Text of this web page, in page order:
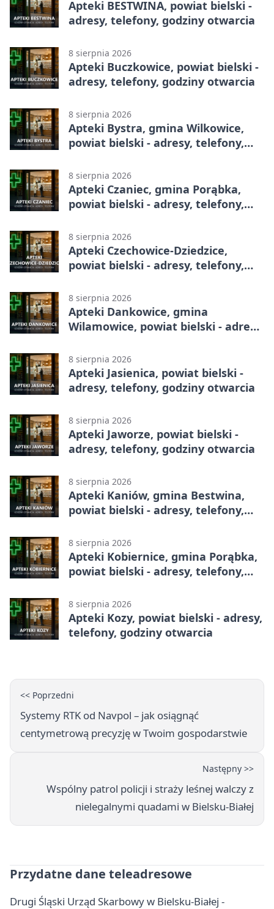
Apteki BESTWINA, powiat bielski -
adresy, telefony, godziny otwarcia
8 sierpnia 2026
Apteki Buczkowice, powiat bielski -
adresy, telefony, godziny otwarcia
8 sierpnia 2026
Apteki Bystra, gmina Wilkowice,
powiat bielski - adresy, telefony,
8 sierpnia 2026
Apteki Czaniec, gmina Porąbka,
powiat bielski - adresy, telefony,
8 sierpnia 2026
Apteki Czechowice-Dziedzice,
powiat bielski - adresy, telefony,
8 sierpnia 2026
Apteki Dankowice, gmina
Wilamowice, powiat bielski - adresy,
8 sierpnia 2026
Apteki Jasienica, powiat bielski -
adresy, telefony, godziny otwarcia
8 sierpnia 2026
Apteki Jaworze, powiat bielski -
adresy, telefony, godziny otwarcia
8 sierpnia 2026
Apteki Kaniów, gmina Bestwina,
powiat bielski - adresy, telefony,
8 sierpnia 2026
Apteki Kobiernice, gmina Porąbka,
powiat bielski - adresy, telefony,
8 sierpnia 2026
Apteki Kozy, powiat bielski - adresy,
telefony, godziny otwarcia
<< Poprzedni
Systemy RTK od Navpol – jak osiągnąć
centymetrową precyzję w Twoim gospodarstwie
Następny >>
Wspólny patrol policji i straży leśnej walczy z
nielegalnymi quadami w Bielsku-Białej
Przydatne dane teleadresowe
Drugi Śląski Urząd Skarbowy w Bielsku-Białej -